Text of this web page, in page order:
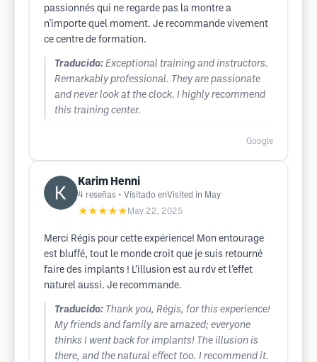
passionnés qui ne regarde pas la montre a
n'importe quel moment. Je recommande vivement
ce centre de formation.
Traducido: Exceptional training and instructors.
Remarkably professional. They are passionate
and never look at the clock. I highly recommend
this training center.
Google
Karim Henni
4 reseñas • Visitado enVisited in May
★★★★★ May 22, 2025
Merci Régis pour cette expérience! Mon entourage
est bluffé, tout le monde croit que je suis retourné
faire des implants ! L’illusion est au rdv et l’effet
naturel aussi. Je recommande.
Traducido: Thank you, Régis, for this experience!
My friends and family are amazed; everyone
thinks I went back for implants! The illusion is
there, and the natural effect too. I recommend it.